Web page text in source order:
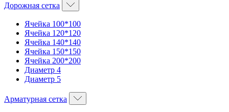
Дорожная сетка
Ячейка 100*100
Ячейка 120*120
Ячейка 140*140
Ячейка 150*150
Ячейка 200*200
Диаметр 4
Диаметр 5
Арматурная сетка